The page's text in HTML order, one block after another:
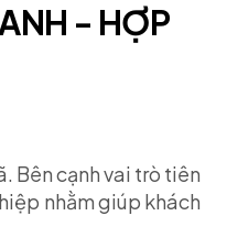
- HỢP
Bên cạnh vai trò tiên
nhằm giúp khách